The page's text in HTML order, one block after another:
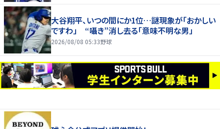
大谷翔平、いつの間にか1位…謎現象が「おかしい
ですわ」 “囁き”消し去る「意味不明な男」
2026/08/08 05:33野球